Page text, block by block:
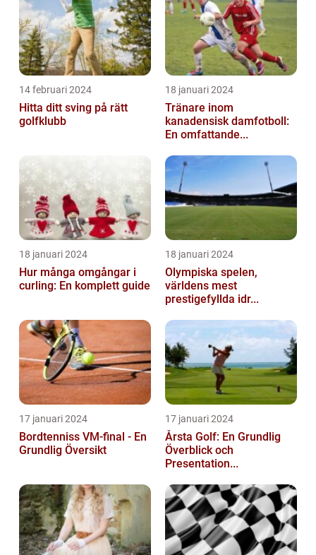
14 februari 2024
Hitta ditt sving på rätt
golfklubb
18 januari 2024
Tränare inom
kanadensisk damfotboll:
En omfattande...
18 januari 2024
Hur många omgångar i
curling: En komplett guide
18 januari 2024
Olympiska spelen,
världens mest
prestigefyllda idr...
17 januari 2024
Bordtenniss VM-final - En
Grundlig Översikt
17 januari 2024
Årsta Golf: En Grundlig
Överblick och
Presentation...